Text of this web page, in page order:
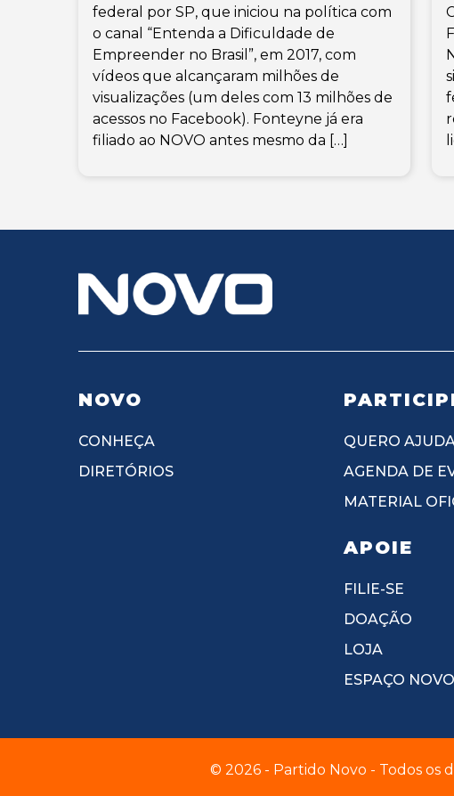
federal por SP, que iniciou na política com
o canal “Entenda a Dificuldade de
Empreender no Brasil”, em 2017, com
vídeos que alcançaram milhões de
visualizações (um deles com 13 milhões de
acessos no Facebook). Fonteyne já era
filiado ao NOVO antes mesmo da […]
NOVO
CONHEÇA
DIRETÓRIOS
QUERO
AGENDA DE
MATERIAL
APOIE
FILIE-SE
DOAÇÃO
LOJA
ESPAÇO NOVO
© 2026 - Partido Novo - Todos os